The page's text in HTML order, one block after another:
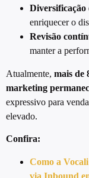
Diversificação
enriquecer o
Revisão
manter a
Atualmente, mais de
marketing
expressivo para
elevado.
Confira:
Como a
via Inbound